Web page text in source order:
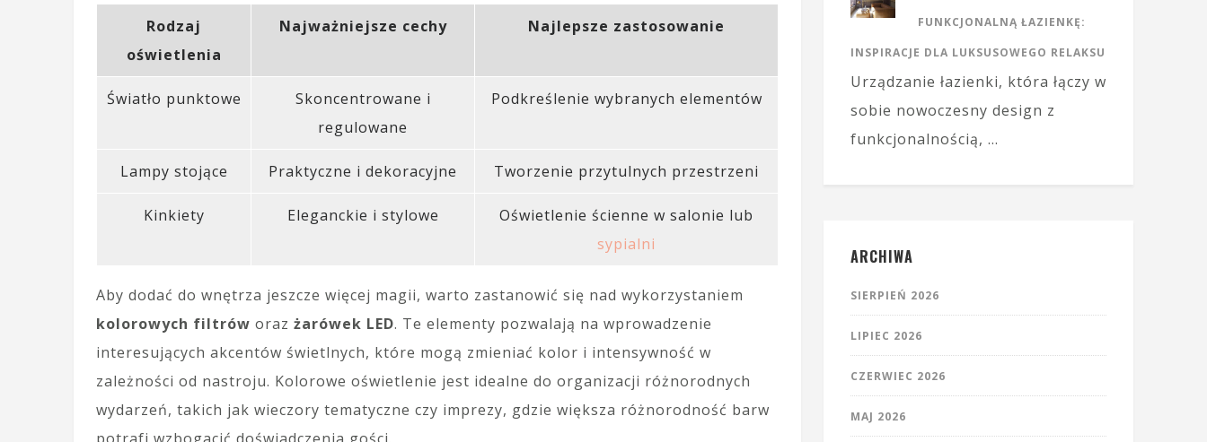
Rodzaj
oświetlenia
Najważniejsze cechy Najlepsze zastosowanie
Światło punktowe
Skoncentrowane i
regulowane
Podkreślenie wybranych elementów
Lampy stojące Praktyczne i dekoracyjne Tworzenie przytulnych przestrzeni
Kinkiety Eleganckie i stylowe
Oświetlenie ścienne w salonie lub
sypialni
Aby dodać do wnętrza jeszcze więcej magii, warto zastanowić się nad wykorzystaniem
kolorowych filtrów oraz żarówek LED. Te elementy pozwalają na wprowadzenie
interesujących akcentów świetlnych, które mogą zmieniać kolor i intensywność w
zależności od nastroju. Kolorowe oświetlenie jest idealne do organizacji różnorodnych
wydarzeń, takich jak wieczory tematyczne czy imprezy, gdzie większa różnorodność barw
FUNKCJONALNĄ ŁAZIENKĘ:
INSPIRACJE DLA LUKSUSOWEGO RELAKSU
Urządzanie łazienki, która łączy w
sobie nowoczesny design z
funkcjonalnością, …
ARCHIWA
SIERPIEŃ 2026
LIPIEC 2026
CZERWIEC 2026
MAJ 2026